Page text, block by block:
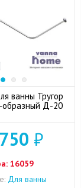
ванны Тругор
образный Д-20
₽
16059
Для ванны